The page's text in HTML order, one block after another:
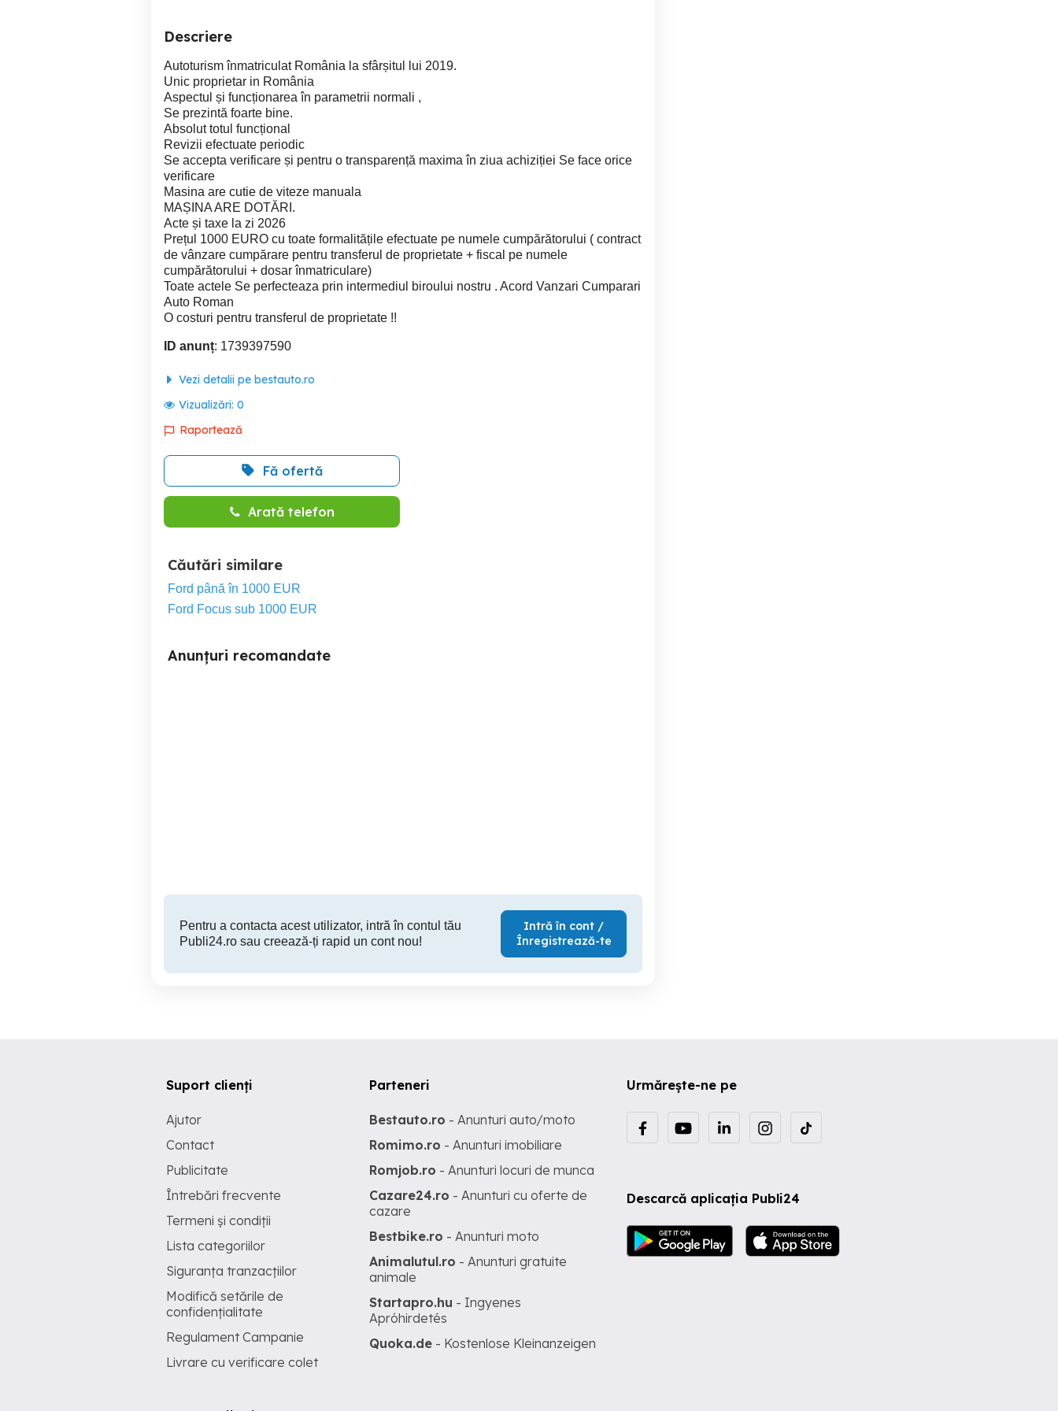
Descriere
Autoturism înmatriculat România la sfârșitul lui 2019.
Unic proprietar in România
Aspectul și funcționarea în parametrii normali ,
Se prezintă foarte bine.
Absolut totul funcțional
Revizii efectuate periodic
Se accepta verificare și pentru o transparență maxima în ziua achiziției Se face orice
verificare
Masina are cutie de viteze manuala
MAȘINA ARE DOTĂRI.
Acte și taxe la zi 2026
Prețul 1000 EURO cu toate formalitățile efectuate pe numele cumpărătorului ( contract
de vânzare cumpărare pentru transferul de proprietate + fiscal pe numele
cumpărătorului + dosar înmatriculare)
Toate actele Se perfecteaza prin intermediul biroului nostru . Acord Vanzari Cumparari
Auto Roman
O costuri pentru transferul de proprietate !!
ID anunț: 1739397590
Vezi detalii pe bestauto.ro
Vizualizări: 0
Raportează
Fă ofertă
Arată telefon
Căutări similare
Ford până în 1000 EUR
Ford Focus sub 1000 EUR
Anunțuri recomandate
Pentru a contacta acest utilizator, intră în contul tău
Publi24.ro sau creează-ți rapid un cont nou!
Intră în cont /
Înregistrează-te
Urmărește-ne pe
Descarcă aplicația Publi24
Suport clienți
Ajutor
Contact
Publicitate
Întrebări frecvente
Termeni și condiții
Lista categoriilor
Siguranța tranzacțiilor
Modifică setările de
confidențialitate
Regulament Campanie
Livrare cu verificare colet
Parteneri
Bestauto.ro - Anunturi auto/moto
Romimo.ro - Anunturi imobiliare
Romjob.ro - Anunturi locuri de munca
Cazare24.ro - Anunturi cu oferte de
cazare
Bestbike.ro - Anunturi moto
Animalutul.ro - Anunturi gratuite
animale
Startapro.hu - Ingyenes
Apróhirdetés
Quoka.de - Kostenlose Kleinanzeigen